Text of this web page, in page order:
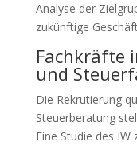
Analyse der
zukünftige
Fachkräfte
und
Die Rekrutierung
Steuerberatung
Eine Studie des